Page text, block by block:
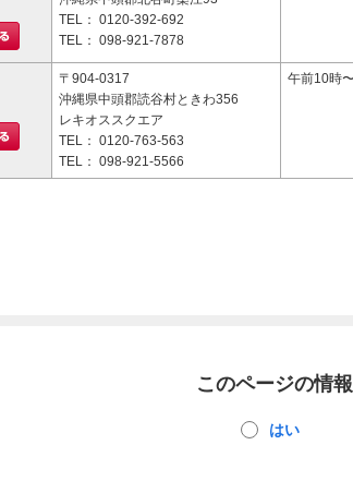
TEL： 0120-392-692
TEL： 098-921-7878
〒904-0317
沖縄県中頭郡読谷村ときわ356
レキオススクエア
TEL： 0120-763-563
TEL： 098-921-5566
午前10時
このページの情
はい